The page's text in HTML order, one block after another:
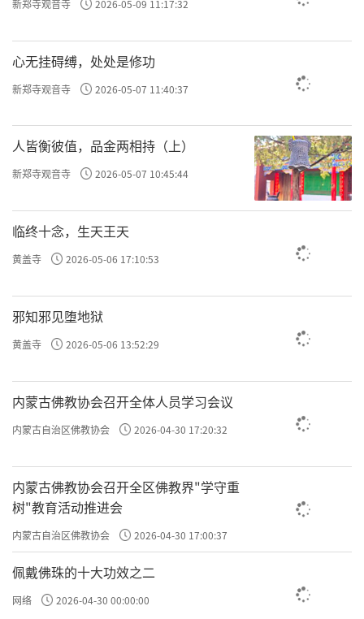
新郑寺观音寺 2026-05-09 11:17:32
心无挂碍缚，处处是修功
新郑寺观音寺 2026-05-07 11:40:37
人皆衡彼值，品金两相持（上）
新郑寺观音寺 2026-05-07 10:45:44
临终十念，生天王天
黄盖寺 2026-05-06 17:10:53
邪知邪见堕地狱
黄盖寺 2026-05-06 13:52:29
内蒙古佛教协会召开全体人员学习会议
内蒙古自治区佛教协会 2026-04-30 17:20:32
内蒙古佛教协会召开全区佛教界"学守重
树"教育活动推进会
内蒙古自治区佛教协会 2026-04-30 17:00:37
佩戴佛珠的十大功效之二
网络 2026-04-30 00:00:00